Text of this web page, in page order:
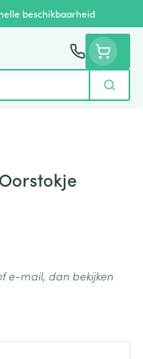
beschikbaarheid
Zoek
e-mail, dan bekijken